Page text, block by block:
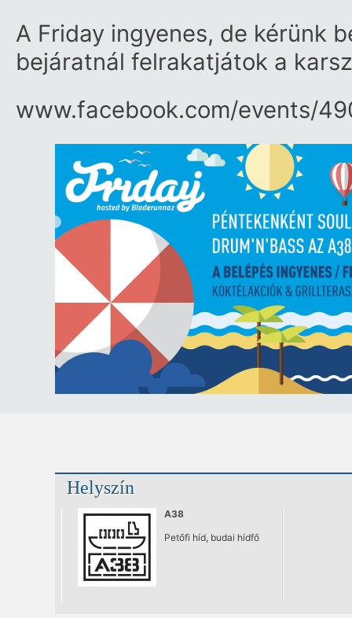
A Friday ingyenes, de kérünk
bejáratnál felrakatjátok a
www.facebook.com/​events/​
Helyszín
A38
Petőfi híd, budai hídfő